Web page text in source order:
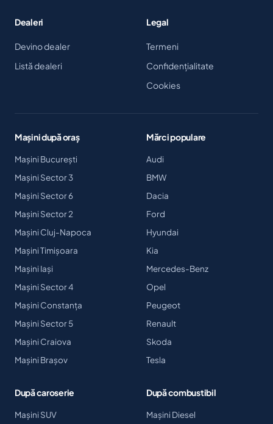
Dealeri
Devino dealer
Listă dealeri
Legal
Termeni
Confidențialitate
Cookies
Mașini după oraș
Mașini București
Mașini Sector 3
Mașini Sector 6
Mașini Sector 2
Mașini Cluj-Napoca
Mașini Timișoara
Mașini Iași
Mașini Sector 4
Mașini Constanța
Mașini Sector 5
Mașini Craiova
Mașini Brașov
Mărci populare
Audi
BMW
Dacia
Ford
Hyundai
Kia
Mercedes-Benz
Opel
Peugeot
Renault
Skoda
Tesla
După caroserie
Mașini SUV
După combustibil
Mașini Diesel